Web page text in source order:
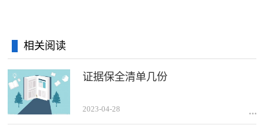
相关阅读
证据保全清单几份
2023-04-28